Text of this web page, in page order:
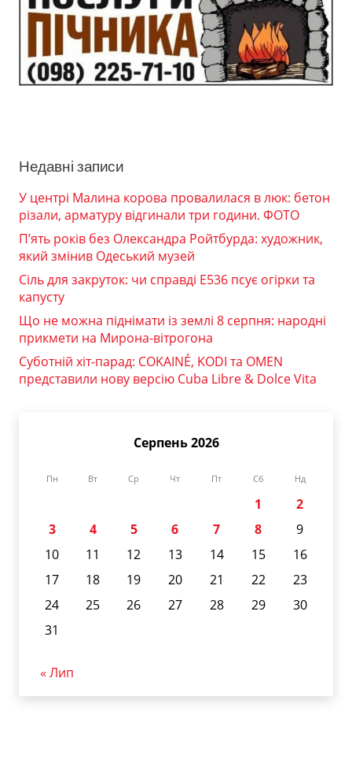
Недавні записи
У центрі Малина корова провалилася в люк: бетон
різали, арматуру відгинали три години. ФОТО
П’ять років без Олександра Ройтбурда: художник,
який змінив Одеський музей
Сіль для закруток: чи справді Е536 псує огірки та
капусту
Що не можна піднімати із землі 8 серпня: народні
прикмети на Мирона-вітрогона
Суботній хіт-парад: COKAINÉ, KODI та OMEN
представили нову версію Cuba Libre & Dolce Vita
Серпень 2026
Пн Вт Ср Чт Пт Сб Нд
1
2
3
4 5 6 7 8
9
10
11 12 13 14 15
16
17
18 19 20 21 22
23
24
25 26 27 28 29
30
31
« Лип